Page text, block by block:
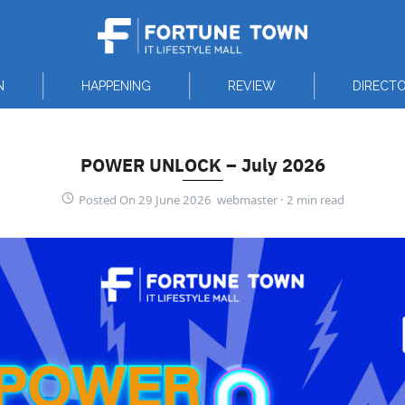
HAPPENING REVIEW
POWER UNLOCK – July 2026
Posted On 29 June 2026 webmaster ·